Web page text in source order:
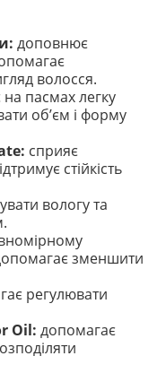
доповнює
волосся.
пасмах легку
об’єм і форму
сприяє
стійкість
вологу та
зменшити
регулювати
Oil: допомагає